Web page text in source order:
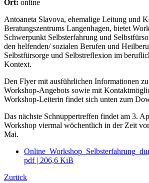
Ort: online
Antoaneta Slavova, ehemalige Leitung und
Beratungszentrums Langenhagen, bietet
Schwerpunkt Selbsterfahrung und
den helfenden/ sozialen Berufen und
Selbstfürsorge und Selbstreflexion im
Kontext.
Den Flyer mit ausführlichen Informationen
Workshop-Angebots sowie mit
Workshop-Leiterin findet sich unten zum
Das nächste Schnuppertreffen findet am 3.
Workshop viermal wöchentlich in der Zeit
Mai.
pdf| 206,6 KiB
Zurück